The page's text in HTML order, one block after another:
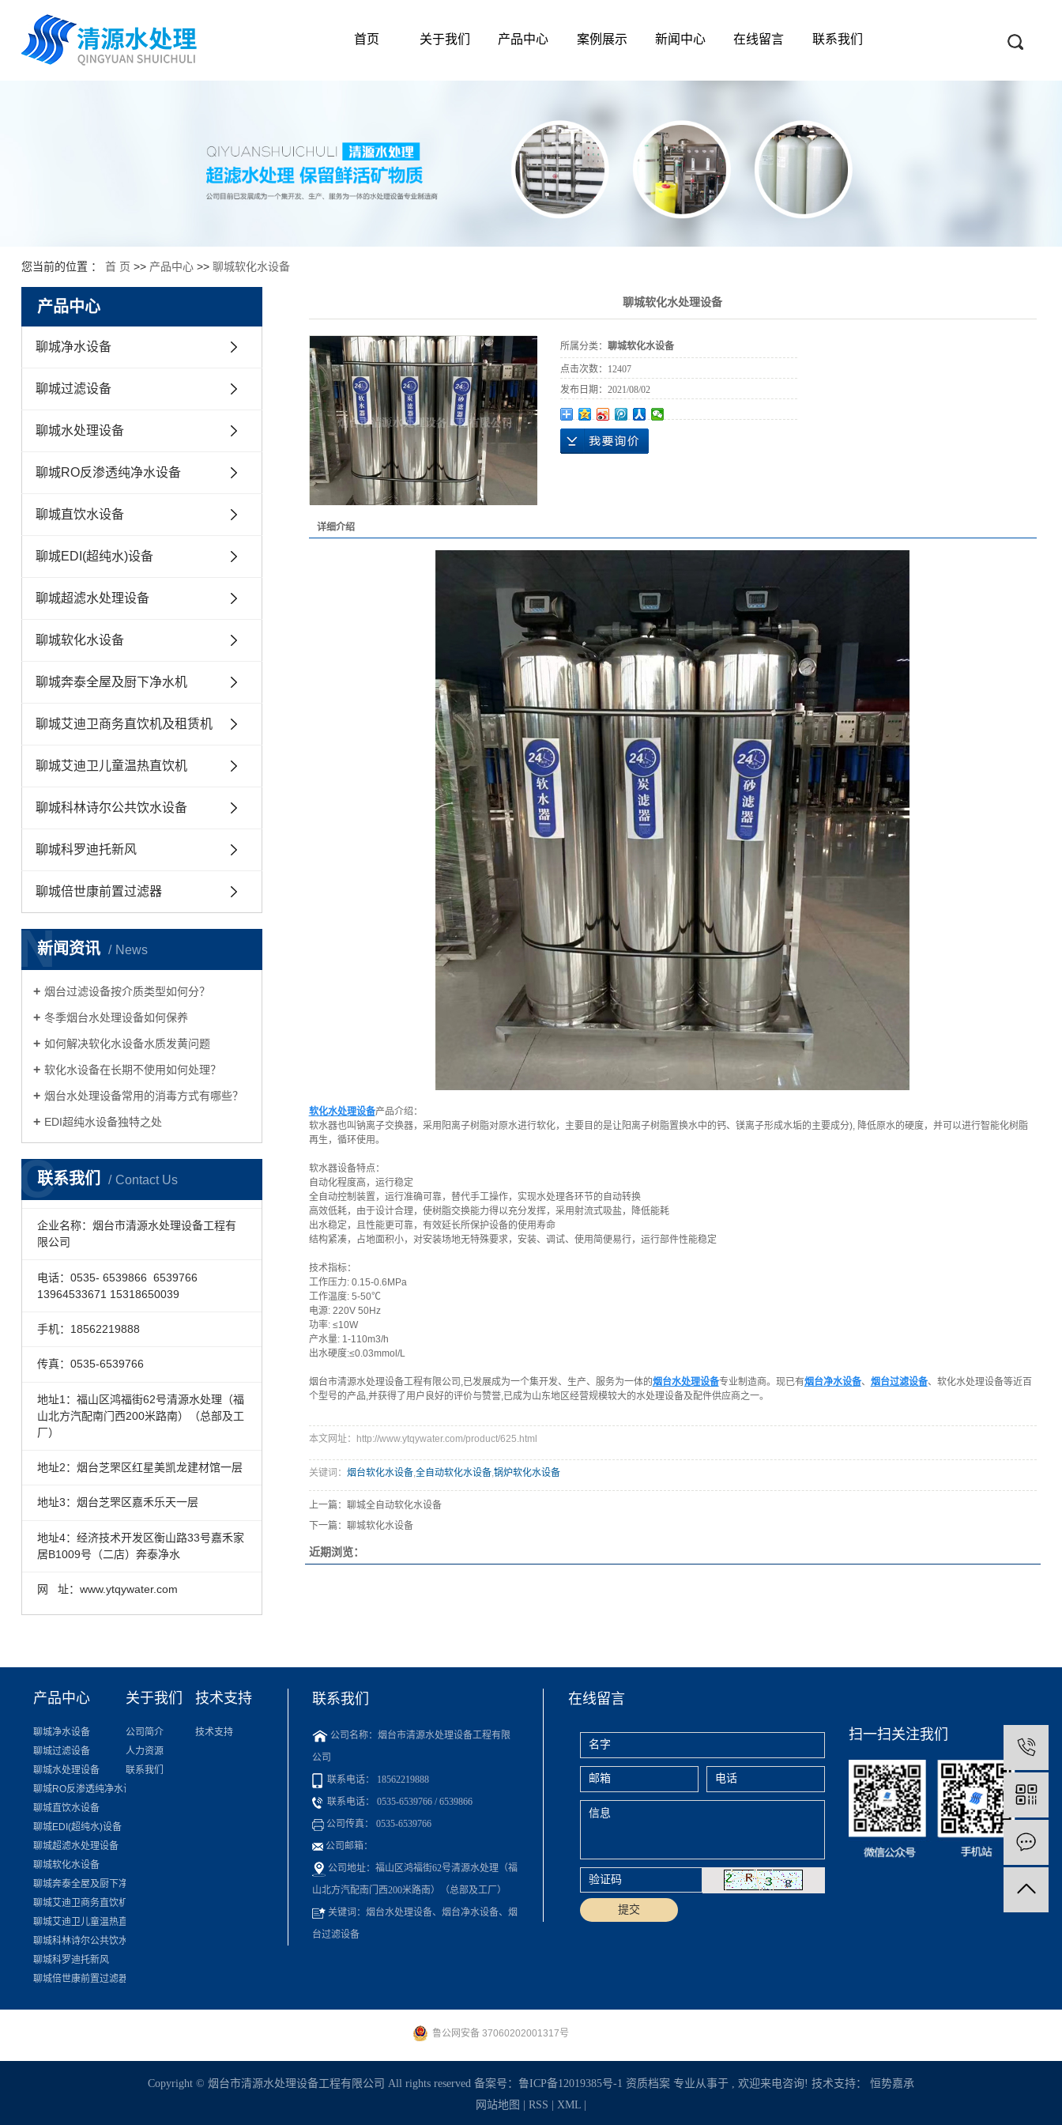
首页 关于我们 产品中心 案例展示 新闻中心 在线留言 联系我们
您当前的位置 ： 首 页 >> 产品中心>> 聊城软化水设备
产品中心
聊城净水设备
聊城过滤设备
聊城水处理设备
聊城RO反渗透纯净水设备
聊城直饮水设备
聊城EDI(超纯水)设备
聊城超滤水处理设备
聊城软化水设备
聊城奔泰全屋及厨下净水机
聊城艾迪卫商务直饮机及租赁机
聊城艾迪卫儿童温热直饮机
聊城科林诗尔公共饮水设备
聊城科罗迪托新风
聊城倍世康前置过滤器
新闻资讯 News
N
烟台过滤设备按介质类型如何分？
冬季烟台水处理设备如何保养
如何解决软化水设备水质发黄问题
软化水设备在长期不使用如何处理？
烟台水处理设备常用的消毒方式有哪些？
​EDI超纯水设备独特之处
联系我们 Contact Us
C
企业名称：烟台市清源水处理设备工程有
限公司
电话：0535- 6539866 6539766
13964533671 15318650039
手机：18562219888
传真：0535-6539766
地址1：福山区鸿福街62号清源水处理（福
山北方汽配南门西200米路南）（总部及工
厂）
地址2：烟台芝罘区红星美凯龙建材馆一层
地址3：烟台芝罘区嘉禾乐天一层
地址4：经济技术开发区衡山路33号嘉禾家
居B1009号（二店）奔泰净水
网 址：www.ytqywater.com
聊城软化水处理设备
所属分类： 聊城软化水设备
点击次数： 12407
发布日期： 2021/08/02
详细介绍
软化水处理设备产品介绍：
软水器也叫钠离子交换器，采用阳离子树脂对原水进行软化，主要目的是让阳离子树脂置换水中的钙、镁离子形成水垢的主要成分), 降低原水的硬度，并可以进行智能化树脂
再生，循环使用。
软水器设备特点：
自动化程度高，运行稳定
全自动控制装置，运行准确可靠，替代手工操作，实现水处理各环节的自动转换
高效低耗，由于设计合理，使树脂交换能力得以充分发挥，采用射流式吸盐，降低能耗
出水稳定，且性能更可靠，有效延长所保护设备的使用寿命
结构紧凑，占地面积小，对安装场地无特殊要求，安装、调试、使用简便易行，运行部件性能稳定
技术指标：
工作压力: 0.15-0.6MPa
工作温度: 5-50℃
电源: 220V 50Hz
功率: ≤10W
产水量: 1-110m3/h
出水硬度:≤0.03mmol/L
烟台市清源水处理设备工程有限公司,已发展成为一个集开发、生产、服务为一体的烟台水处理设备专业制造商。现已有烟台净水设备、 烟台过滤设备、软化水处理设备等近百
个型号的产品,并获得了用户良好的评价与赞誉,已成为山东地区经营规模较大的水处理设备及配件供应商之一。
本文网址：http://www.ytqywater.com/product/625.html
关键词： 烟台软化水设备,全自动软化水设备,锅炉软化水设备
上一篇： 聊城全自动软化水设备
下一篇： 聊城软化水设备
近期浏览：
产品中心
聊城净水设备
聊城过滤设备
聊城水处理设备
聊城RO反渗透纯净水设备
聊城直饮水设备
聊城EDI(超纯水)设备
聊城超滤水处理设备
聊城软化水设备
聊城奔泰全屋及厨下净水机
聊城艾迪卫商务直饮机及租赁机
聊城艾迪卫儿童温热直饮机
聊城科林诗尔公共饮水设备
聊城科罗迪托新风
聊城倍世康前置过滤器
关于我们
公司简介
人力资源
联系我们
技术支持
技术支持
联系我们
公司名称：烟台市清源水处理设备工程有限
公司
联系电话： 18562219888‬
联系电话： 0535-6539766 / 6539866
公司传真： 0535-6539766
公司邮箱：
公司地址：福山区鸿福街62号清源水处理（福
山北方汽配南门西200米路南）（总部及工厂）
关键词：烟台水处理设备、烟台净水设备、烟
台过滤设备
在线留言
扫一扫关注我们
鲁公网安备 37060202001317号
Copyright © 烟台市清源水处理设备工程有限公司 All rights reserved 备案号： 鲁ICP备12019385号-1 资质档案 专业从事于 , 欢迎来电咨询! 技术支持： 恒势嘉承
网站地图 | RSS | XML |